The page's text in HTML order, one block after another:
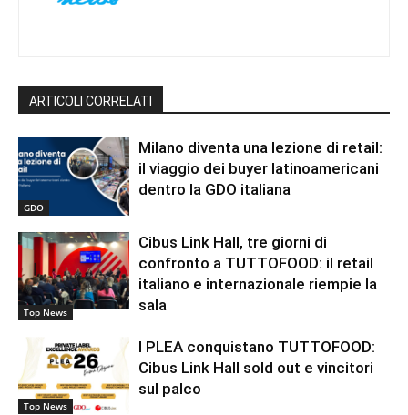
ARTICOLI CORRELATI
GDO
Milano diventa una lezione di retail:
il viaggio dei buyer latinoamericani
dentro la GDO italiana
Top News
Cibus Link Hall, tre giorni di
confronto a TUTTOFOOD: il retail
italiano e internazionale riempie la
sala
Top News
I PLEA conquistano TUTTOFOOD:
Cibus Link Hall sold out e vincitori
sul palco